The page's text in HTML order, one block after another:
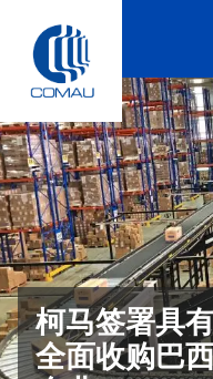
content
柯马签署具
全面收购巴